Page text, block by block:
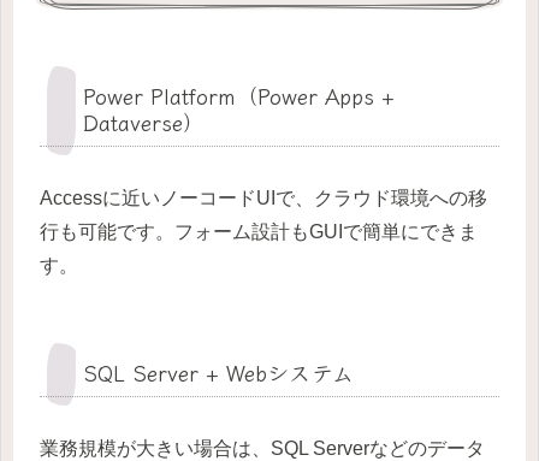
Power Platform（Power Apps +
Dataverse）
Accessに近いノーコードUIで、クラウド環境への移
行も可能です。フォーム設計もGUIで簡単にできま
す。
SQL Server + Webシステム
業務規模が大きい場合は、SQL Serverなどのデータ